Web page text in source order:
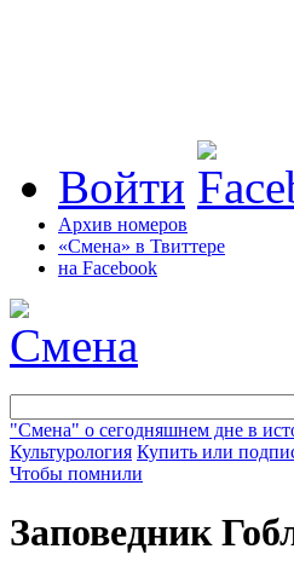
Войти
Архив номеров
«Смена» в Твиттере
на Facebook
"Смена" о сегодняшнем дне в
Культурология Купить или
Чтобы помнили
Заповедник